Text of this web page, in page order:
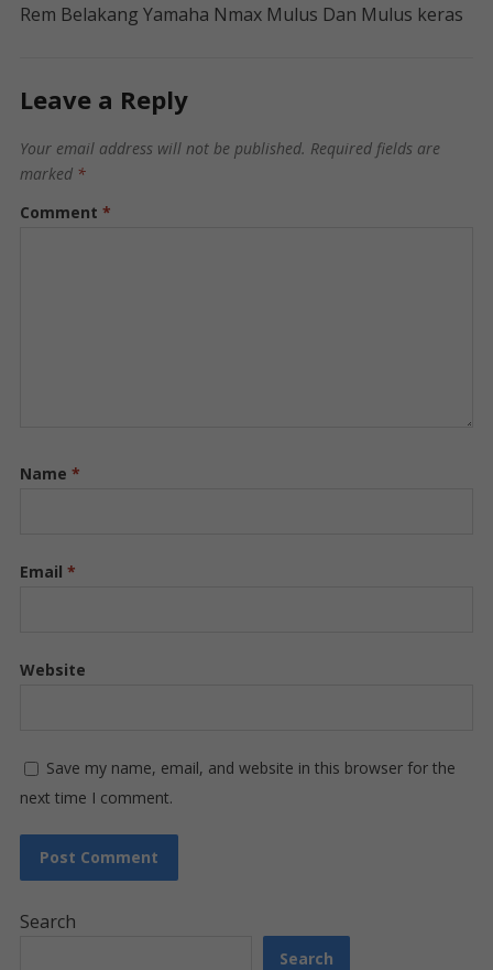
Rem Belakang Yamaha Nmax Mulus Dan Mulus keras
Leave a Reply
Your email address will not be published. Required fields are
marked *
Comment *
Name *
Email *
Website
Save my name, email, and website in this browser for the
next time I comment.
Search
Search